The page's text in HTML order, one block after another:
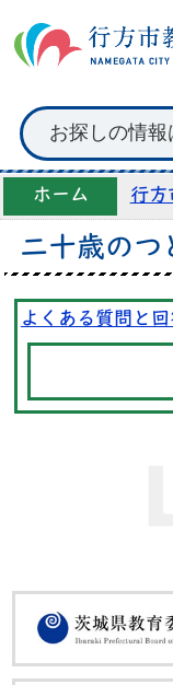
ホーム 行方
二十歳のつ
よくある質問と回